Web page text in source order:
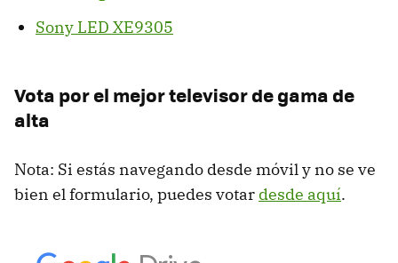
Sony LED XE9305
Vota por el mejor televisor de gama de
alta
Nota: Si estás navegando desde móvil y no se ve
bien el formulario, puedes votar desde aquí.